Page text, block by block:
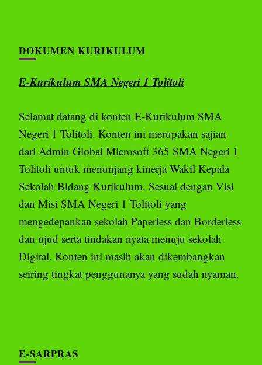
DOKUMEN KURIKULUM
E-Kurikulum SMA Negeri 1 Tolitoli
Selamat datang di konten E-Kurikulum SMA
Negeri 1 Tolitoli. Konten ini merupakan sajian
dari Admin Global Microsoft 365 SMA Negeri 1
Tolitoli untuk menunjang kinerja Wakil Kepala
Sekolah Bidang Kurikulum. Sesuai dengan Visi
dan Misi SMA Negeri 1 Tolitoli yang
mengedepankan sekolah Paperless dan Borderless
dan ujud serta tindakan nyata menuju sekolah
Digital. Konten ini masih akan dikembangkan
seiring tingkat penggunanya yang sudah nyaman.
E-SARPRAS